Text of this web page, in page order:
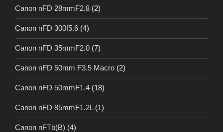
Canon nFD 28mmF2.8 (2)
Canon nFD 300f5.6 (4)
Canon nFD 35mmF2.0 (7)
Canon nFD 50mm F3.5 Macro (2)
Canon nFD 50mmF1.4 (18)
Canon nFD 85mmF1.2L (1)
Canon nFTb(B) (4)